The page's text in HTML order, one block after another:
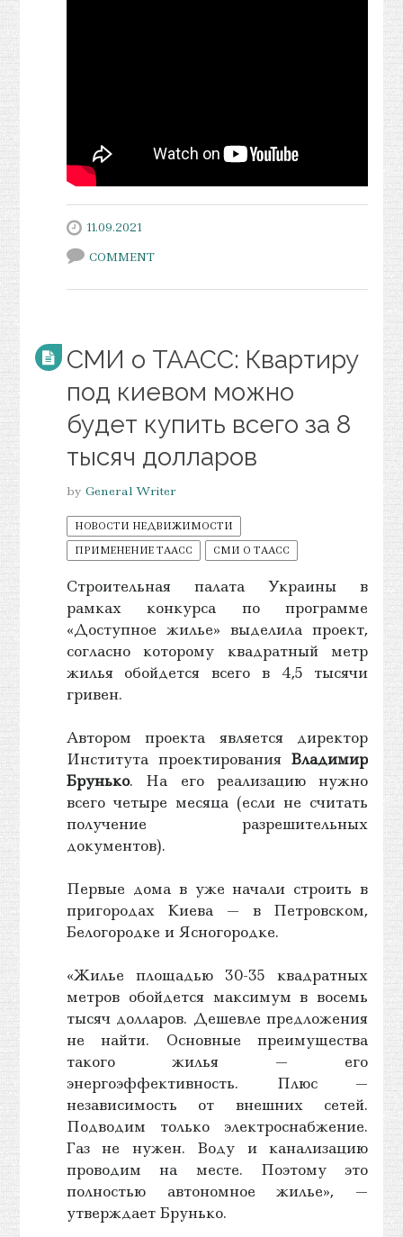
11.09.2021
COMMENT
СМИ о ТААСС: Квартиру
под киевом можно
будет купить всего за 8
тысяч долларов
by General Writer
НОВОСТИ НЕДВИЖИМОСТИ
ПРИМЕНЕНИЕ ТААСС
СМИ О ТААСС
Строительная палата Украины в
рамках конкурса по программе
«Доступное жилье» выделила проект,
согласно которому квадратный метр
жилья обойдется всего в 4,5 тысячи
гривен.
Автором проекта является директор
Института проектированияВладимир
Брунько. На его реализацию нужно
всего четыре месяца (если не считать
получение разрешительных
документов).
Первые дома в уже начали строить в
пригородах Киева — в Петровском,
Белогородке и Ясногородке.
«Жилье площадью 30-35 квадратных
метров обойдется максимум в восемь
тысяч долларов. Дешевле предложения
не найти. Основные преимущества
такого жилья — его
энергоэффективность. Плюс —
независимость от внешних сетей.
Подводим только электроснабжение.
Газ не нужен. Воду и канализацию
проводим на месте. Поэтому это
полностью автономное жилье», —
утверждает Брунько.